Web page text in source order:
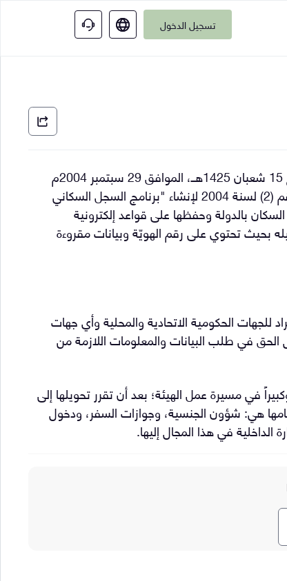
تسجيل الدخول
تأسست الهيئة الاتحادية للهوية والجنسية والجمارك وأمن المنافذ بتاريخ 15 شعبان 1425هــ، الموافق 29 سبتمبر 2004م
"، بموجب المرسوم بقانون اتحادي رقم (2) لسنة 2004 لإنشاء "برنامج السجل السكاني
بالدولة وحفظها على قواعد إلكترونية
بحيث تحتوي على رقم الهويّة وبيانات مقروءة
الحكومية الاتحادية والمحلية وأي جهات
في طلب البيانات والمعلومات اللازمة من
2017 ليشكل منعطفاً مهمّاً وكبيراً في مسيرة عمل الهيئة؛ بعد أن تقرر تحويلها إلى
هي: شؤون الجنسية، وجوازات السفر، ودخول
في هذا المجال إليها.